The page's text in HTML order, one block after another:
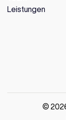
Leistungen
©